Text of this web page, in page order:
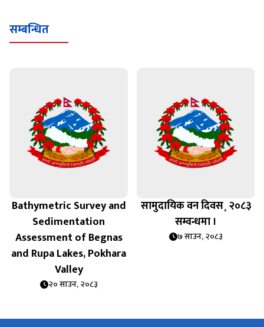
सम्बन्धित
Bathymetric Survey and
Sedimentation
Assessment of Begnas
and Rupa Lakes, Pokhara
Valley
२० साउन, २०८३
सामुदायिक वन दिवस¸ २०८३
सम्वन्धमा ।
७ साउन, २०८३